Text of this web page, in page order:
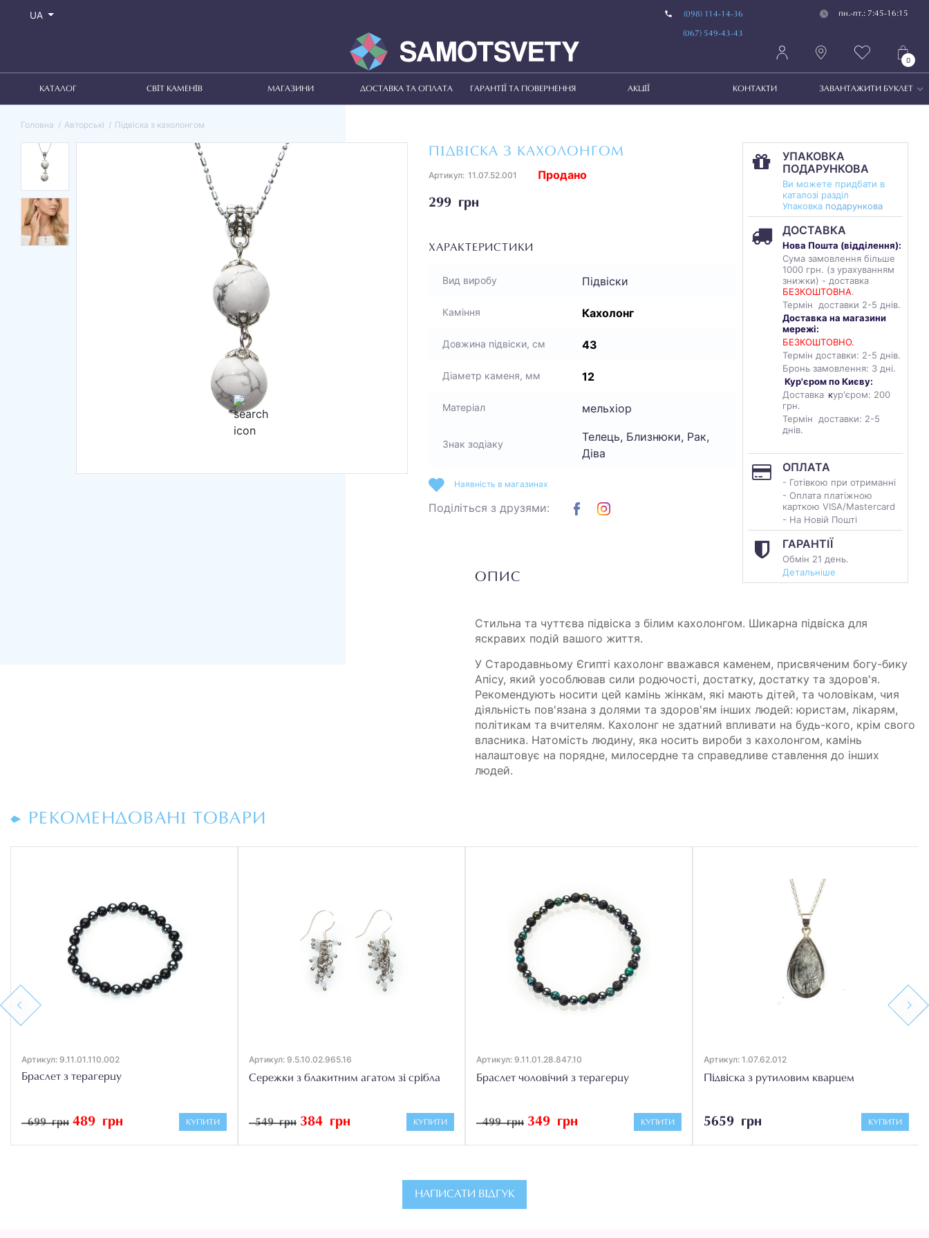
UA (098) 114-14-36
(067) 549-43-43
пн.-пт.: 7:45-16:15
0
КАТАЛОГ СВІТ КАМЕНІВ МАГАЗИНИ ДОСТАВКА ТА ОПЛАТА ГАРАНТІЇ ТА ПОВЕРНЕННЯ АКЦІЇ КОНТАКТИ ЗАВАНТАЖИТИ БУКЛЕТ
Головна Авторські Підвіска з кахолонгом
ПІДВІСКА З КАХОЛОНГОМ
Артикул: 11.07.52.001
299 грн
Продано
ХАРАКТЕРИСТИКИ
Вид виробу Підвіски
Каміння Кахолонг
Довжина підвіски, см 43
Діаметр каменя, мм 12
Матеріал мельхіор
Знак зодіаку
Телець, Близнюки, Рак,
Діва
УПАКОВКА
ПОДАРУНКОВА
Ви можете придбати в
каталозі разділ
Упаковка подарункова
ДОСТАВКА
Нова Пошта (відділення):
Сума замовлення більше
1000 грн. (з урахуванням
знижки) - доставка
БЕЗКОШТОВНА.
Термін доставки 2-5 днів.
Доставка на магазини
мережі:
БЕЗКОШТОВНО.
Термін доставки: 2-5 днів.
Бронь замовлення: 3 дні.
Кур'єром по Києву:
Доставка кур'єром: 200
грн.
Термін доставки: 2-5
днів.
ОПЛАТА
- Готівкою при отриманні
- Оплата платіжною
карткою VISA/Mastercard
- На Новій Пошті
ГАРАНТІЇ
Обмін 21 день.
Детальніше
Наявність в магазинах
Поділіться з друзями:
ОПИС
Стильна та чуттєва підвіска з білим кахолонгом. Шикарна підвіска для
яскравих подій вашого життя.
У Стародавньому Єгипті кахолонг вважався каменем, присвяченим богу-бику
Апісу, який уособлював сили родючості, достатку, достатку та здоров'я.
Рекомендують носити цей камінь жінкам, які мають дітей, та чоловікам, чия
діяльність пов'язана з долями та здоров'ям інших людей: юристам, лікарям,
політикам та вчителям. Кахолонг не здатний впливати на будь-кого, крім свого
власника. Натомість людину, яка носить вироби з кахолонгом, камінь
налаштовує на порядне, милосердне та справедливе ставлення до інших
людей.
РЕКОМЕНДОВАНІ ТОВАРИ
Previous
Артикул: 9.11.01.110.002
Браслет з терагерцу
699 грн 489 грн КУПИТИ
Артикул: 9.5.10.02.965.16
Сережки з блакитним агатом зі срібла
549 грн 384 грн КУПИТИ
Артикул: 9.11.01.28.847.10
Браслет чоловічий з терагерцу
499 грн 349 грн КУПИТИ
Артикул: 1.07.62.012
Підвіска з рутиловим кварцем
5659 грн КУПИТИ
Next
НАПИСАТИ ВІДГУК